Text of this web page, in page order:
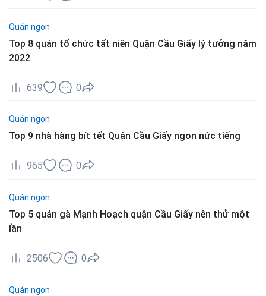
Quán ngon
Top 8 quán tổ chức tất niên Quận Cầu Giấy lý tưởng năm
2022
639 0
Quán ngon
Top 9 nhà hàng bít tết Quận Cầu Giấy ngon nức tiếng
965 0
Quán ngon
Top 5 quán gà Mạnh Hoạch quận Cầu Giấy nên thử một
lần
2506 0
Quán ngon